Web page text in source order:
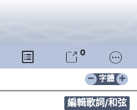
  0 
− +
字體
編輯歌詞/和弦